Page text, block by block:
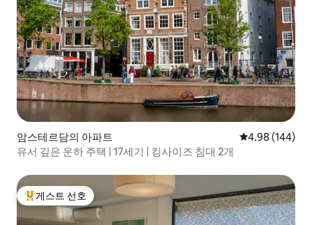
암스테르담의 아파트 평점 4.98점(5
4.98 (144)
유서 깊은 운하 주택 | 17세기 | 킹사이즈 침대 2개
상위 게스트 선호
게스트 선호